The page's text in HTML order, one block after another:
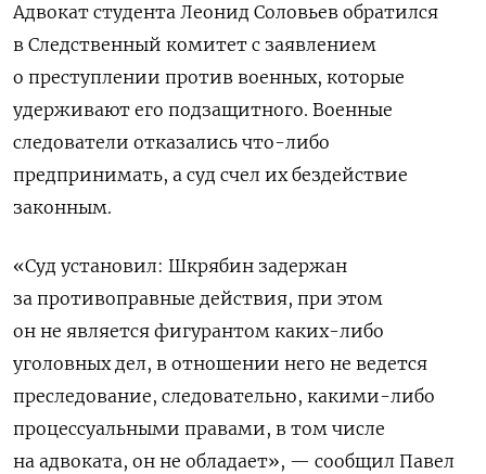
Адвокат студента Леонид Соловьев обратился
в Следственный комитет с заявлением
о преступлении против военных, которые
удерживают его подзащитного. Военные
следователи отказались что-либо
предпринимать, а суд счел их бездействие
законным.
«Суд установил: Шкрябин задержан
за противоправные действия, при этом
он не является фигурантом каких-либо
уголовных дел, в отношении него не ведется
преследование, следовательно, какими-либо
процессуальными правами, в том числе
на адвоката, он не обладает», — сообщил Павел